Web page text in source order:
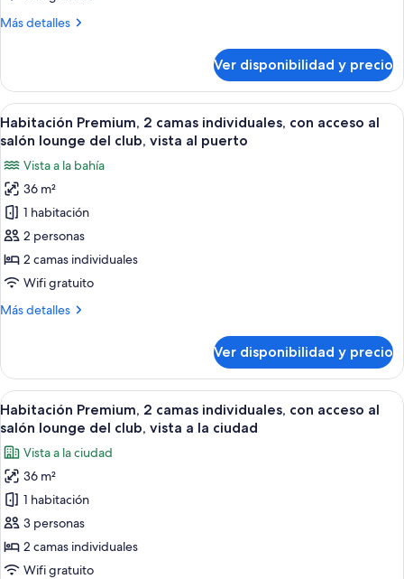
size,
al
salón
lounge
del
club,
vista
a
la
ciudad
Más detalles
Más
Premium,
cama
King
con
acceso
al
salón
lounge
club,
vista
la
Ver disponibilidad y precio
Ver
todas
fotos
de
Habitación
Premium,
2
camas
con
salón
lounge
del
club,
vista
al
puerto
Habitación de hotel con una cama
3
Habitación Premium, 2 camas individuales, con acceso al
salón lounge del club, vista al puerto
Vista a la bahía
36 m²
1 habitación
2 personas
2 camas individuales
Wifi gratuito
Más detalles
Más
Premium,
camas
individuales,
acceso
al
salón
lounge
del
vista
al
Ver disponibilidad y precio
Ver
todas
las
fotos
de
Habitación
Premium,
2
camas
Habitación de hotel con cama,
6
Habitación Premium, 2 camas individuales, con acceso al
salón lounge del club, vista a la ciudad
Vista a la ciudad
36 m²
1 habitación
3 personas
2 camas individuales
Wifi gratuito